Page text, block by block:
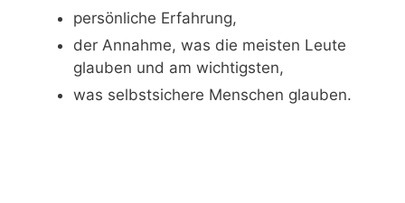
persönliche Erfahrung,
der Annahme, was die meisten Leute
glauben und am wichtigsten,
was selbstsichere Menschen glauben.